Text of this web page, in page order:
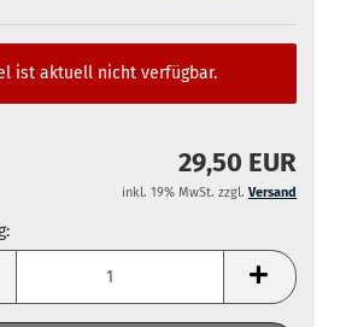
ist aktuell nicht verfügbar.
29,50 EUR
inkl. 19% MwSt. zzgl. Versand